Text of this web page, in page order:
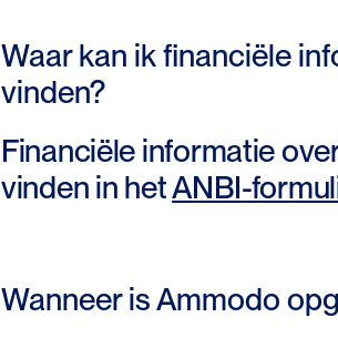
Waar kan ik financiële
vinden?
Financiële informatie
vinden in hetANBI-
Wanneer is Ammodo